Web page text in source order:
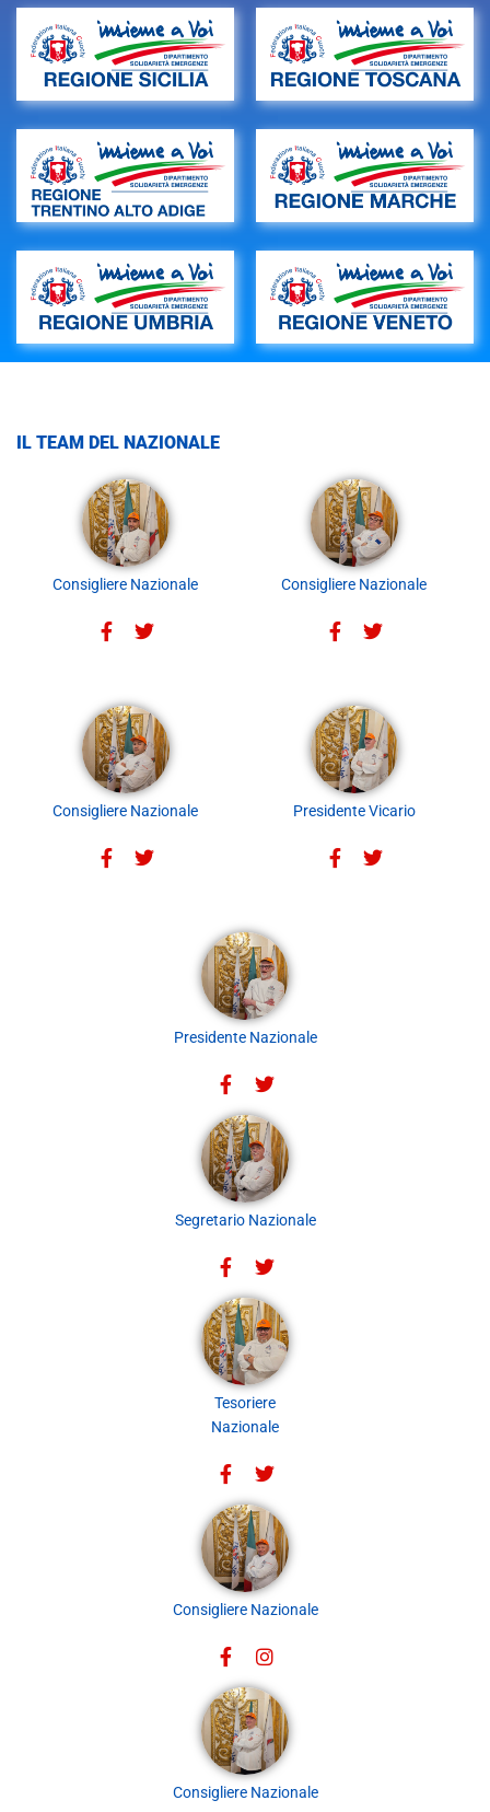
IL TEAM DEL NAZIONALE
Consigliere Nazionale Consigliere Nazionale
Consigliere Nazionale Presidente Vicario
Presidente Nazionale
Segretario Nazionale
Tesoriere
Nazionale
Consigliere Nazionale
Consigliere Nazionale